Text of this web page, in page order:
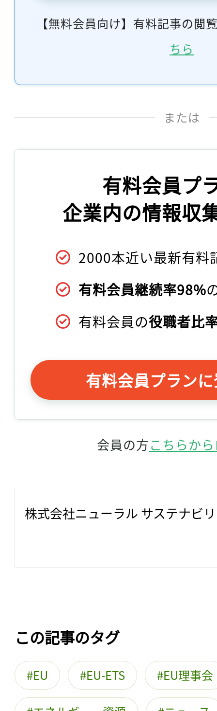
【無料会員向け】有料記事の閲
ちら
または
有料会員プ
企業内の情報収
2000本近い最新有料
有料会員継続率98%
有料会員の役職者比
有料会員プラン
会員の方こちらか
株式会社ニューラル サステナビ
この記事のタグ
EU EU-ETS EU理事会